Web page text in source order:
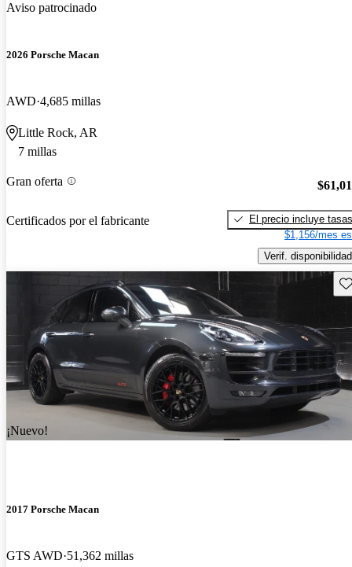
Aviso patrocinado
2026 Porsche Macan
AWD 4,685 millas
Little Rock, AR
7 millas
Gran oferta
Certificados por el fabricante
El precio incluye tasas
$1,156/mes
Verif. disponibilidad
¡Nuevo!
2017 Porsche Macan
GTS AWD 51,362 millas